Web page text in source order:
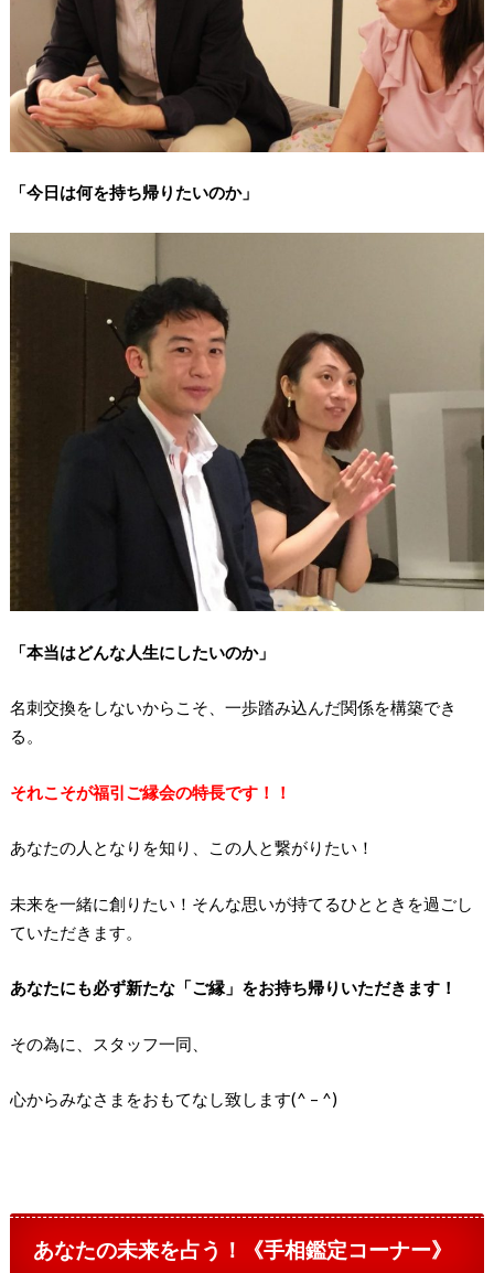
「今日は何を持ち帰りたいのか」
「本当はどんな人生にしたいのか」
名刺交換をしないからこそ、一歩踏み込んだ関係を構築でき
る。
それこそが福引ご縁会の特長です！！
あなたの人となりを知り、この人と繋がりたい！
未来を一緒に創りたい！そんな思いが持てるひとときを過ごし
ていただきます。
あなたにも必ず新たな「ご縁」をお持ち帰りいただきます！
その為に、スタッフ一同、
心からみなさまをおもてなし致します(^ – ^)
あなたの未来を占う！《手相鑑定コーナー》